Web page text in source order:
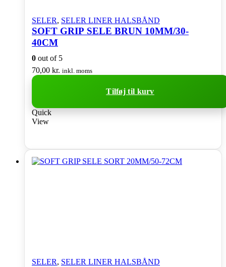
SELER, SELER LINER HALSBÅND
SOFT GRIP SELE BRUN 10MM/30-
40CM
0 out of 5
70,00 kr. inkl. moms
Tilføj til kurv
Quick
View
SELER, SELER LINER HALSBÅND